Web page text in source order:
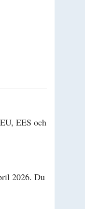
EES och
2026. Du